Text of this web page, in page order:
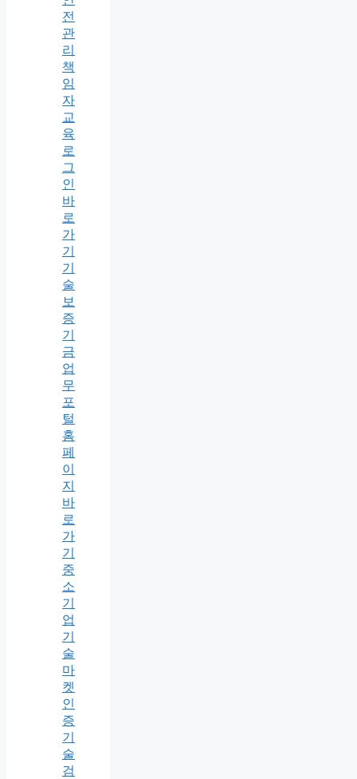
전
관
리
책
임
자
교
육
로
그
인
바
로
가
기
기
술
보
증
기
금
업
무
포
털
홈
페
이
지
바
로
가
기
중
소
기
업
기
술
마
켓
인
증
기
술
검